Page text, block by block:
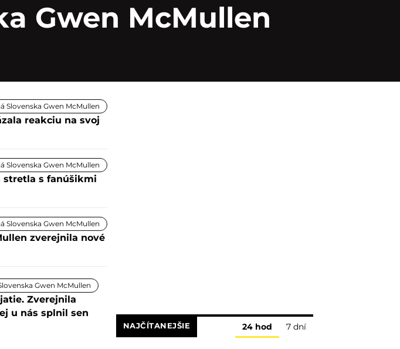
Gwen McMullen
Slovenska Gwen McMullen
reakciu na svoj
Slovenska Gwen McMullen
stretla s fanúšikmi
Slovenska Gwen McMullen
zverejnila nové
Gwen McMullen
Zverejnila
u nás splnil sen
NAJČÍTANEJŠIE 24 hod 7 dní